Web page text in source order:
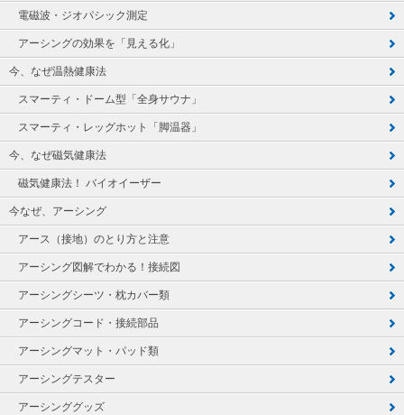
電磁波・ジオパシック測定
アーシングの効果を「見える化」
今、なぜ温熱健康法
スマーティ・ドーム型「全身サウナ」
スマーティ・レッグホット「脚温器」
今、なぜ磁気健康法
磁気健康法！ バイオイーザー
今なぜ、アーシング
アース（接地）のとり方と注意
アーシング図解でわかる！接続図
アーシングシーツ・枕カバー類
アーシングコード・接続部品
アーシングマット・パッド類
アーシングテスター
アーシンググッズ